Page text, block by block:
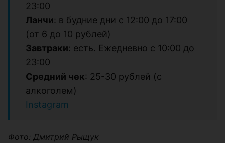
23:00
Ланчи: в будние дни с 12:00 до 17:00
(от 6 до 10 рублей)
Завтраки: есть. Ежедневно с 10:00 до
23:00
Средний чек: 25-30 рублей (с
алкоголем)
Instagram
Фото: Дмитрий Рыщук